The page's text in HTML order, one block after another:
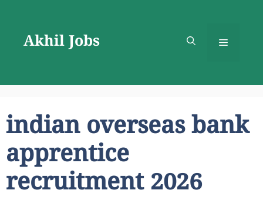
contentAkhil Jobs Menu
indian overseas bank
apprentice
recruitment 2026